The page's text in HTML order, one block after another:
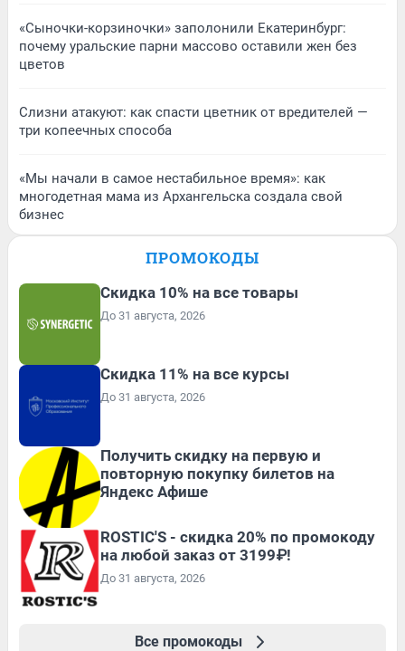
«Сыночки-корзиночки» заполонили Екатеринбург:
почему уральские парни массово оставили жен без
цветов
Слизни атакуют: как спасти цветник от вредителей —
три копеечных способа
«Мы начали в самое нестабильное время»: как
многодетная мама из Архангельска создала свой
бизнес
ПРОМОКОДЫ
Скидка 10% на все товары
До 31 августа, 2026
Скидка 11% на все курсы
До 31 августа, 2026
Получить скидку на первую и
повторную покупку билетов на
Яндекс Афише
ROSTIC'S - скидка 20% по промокоду
на любой заказ от 3199₽!
До 31 августа, 2026
Все промокоды